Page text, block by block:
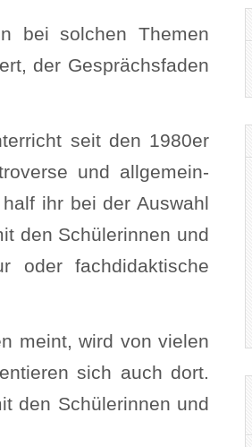
bei solchen Themen
der Gesprächsfaden
seit den 1980er
und allgemein-
ihr bei der Auswahl
den Schülerinnen und
oder fachdidaktische
meint, wird von vielen
sich auch dort.
den Schülerinnen und